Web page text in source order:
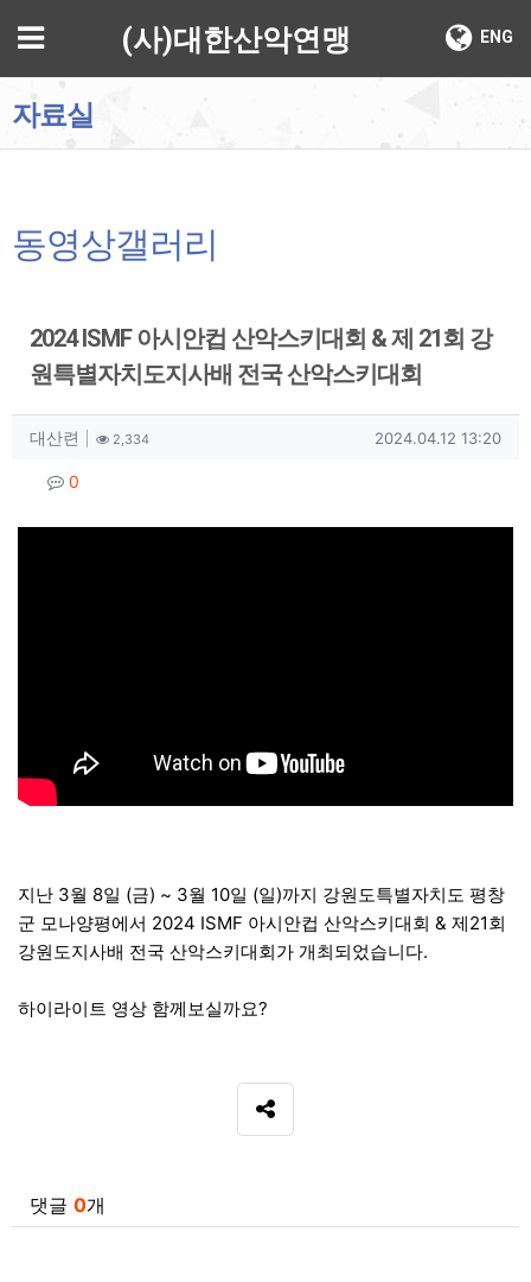
메뉴 ENG
(사)대한산악연맹
자료실
동영상갤러리
2024 ISMF 아시안컵 산악스키대회 & 제 21회 강
원특별자치도지사배 전국 산악스키대회
작성자 정보
대산련 작성2,334조회 작성일
2024.04.12 13:20
컨텐츠 정보
0
본문
지난 3월 8일 (금) ~ 3월 10일 (일)까지 강원도특별자치도 평창
군 모나양평에서 2024 ISMF 아시안컵 산악스키대회 & 제21회
강원도지사배 전국 산악스키대회가 개최되었습니다.
하이라이트 영상 함께보실까요?
SNS 공유
댓글 0개